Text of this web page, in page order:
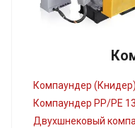
Компаундер
Компаундер PP/PE
Двухшнековый